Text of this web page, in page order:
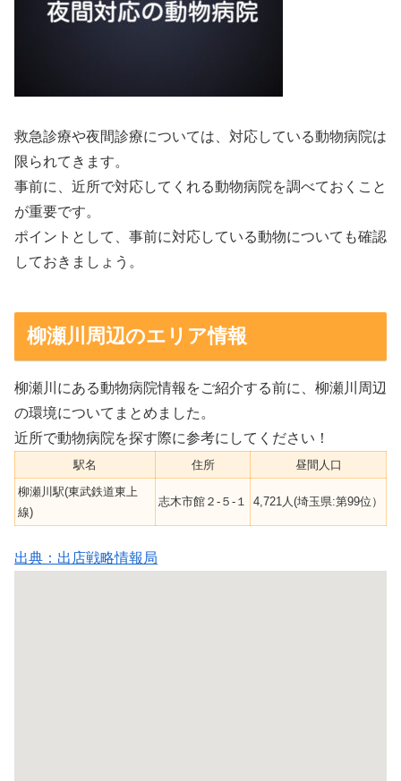
救急診療や夜間診療については、対応している動物病院は
限られてきます。
事前に、近所で対応してくれる動物病院を調べておくこと
が重要です。
ポイントとして、事前に対応している動物についても確認
しておきましょう。
柳瀬川周辺のエリア情報
柳瀬川にある動物病院情報をご紹介する前に、柳瀬川周辺
の環境についてまとめました。
近所で動物病院を探す際に参考にしてください！
駅名 住所
昼間人口
柳瀬川駅(東武鉄道東上
線)
志木市館２-５-１ 4,721人(埼玉県:第99位）
出典：出店戦略情報局